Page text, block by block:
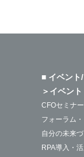
■ イベント
＞イベント
CFOセミナー
フォーラム
自分の未来
RPA導入・